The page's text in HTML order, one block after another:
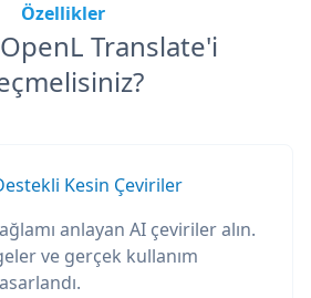
Özellikler
Translate'i
Kesin Çeviriler
anlayan AI çeviriler alın.
ve gerçek kullanım